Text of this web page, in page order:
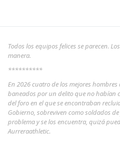
Todos los equipos felices se parecen.
manera.
**********
En 2026 cuatro de los mejores
baneados por un delito que no habían
del foro en el que se encontraban
Gobierno, sobreviven como soldados
problema y se los encuentra, quizá
Aurreraathletic.